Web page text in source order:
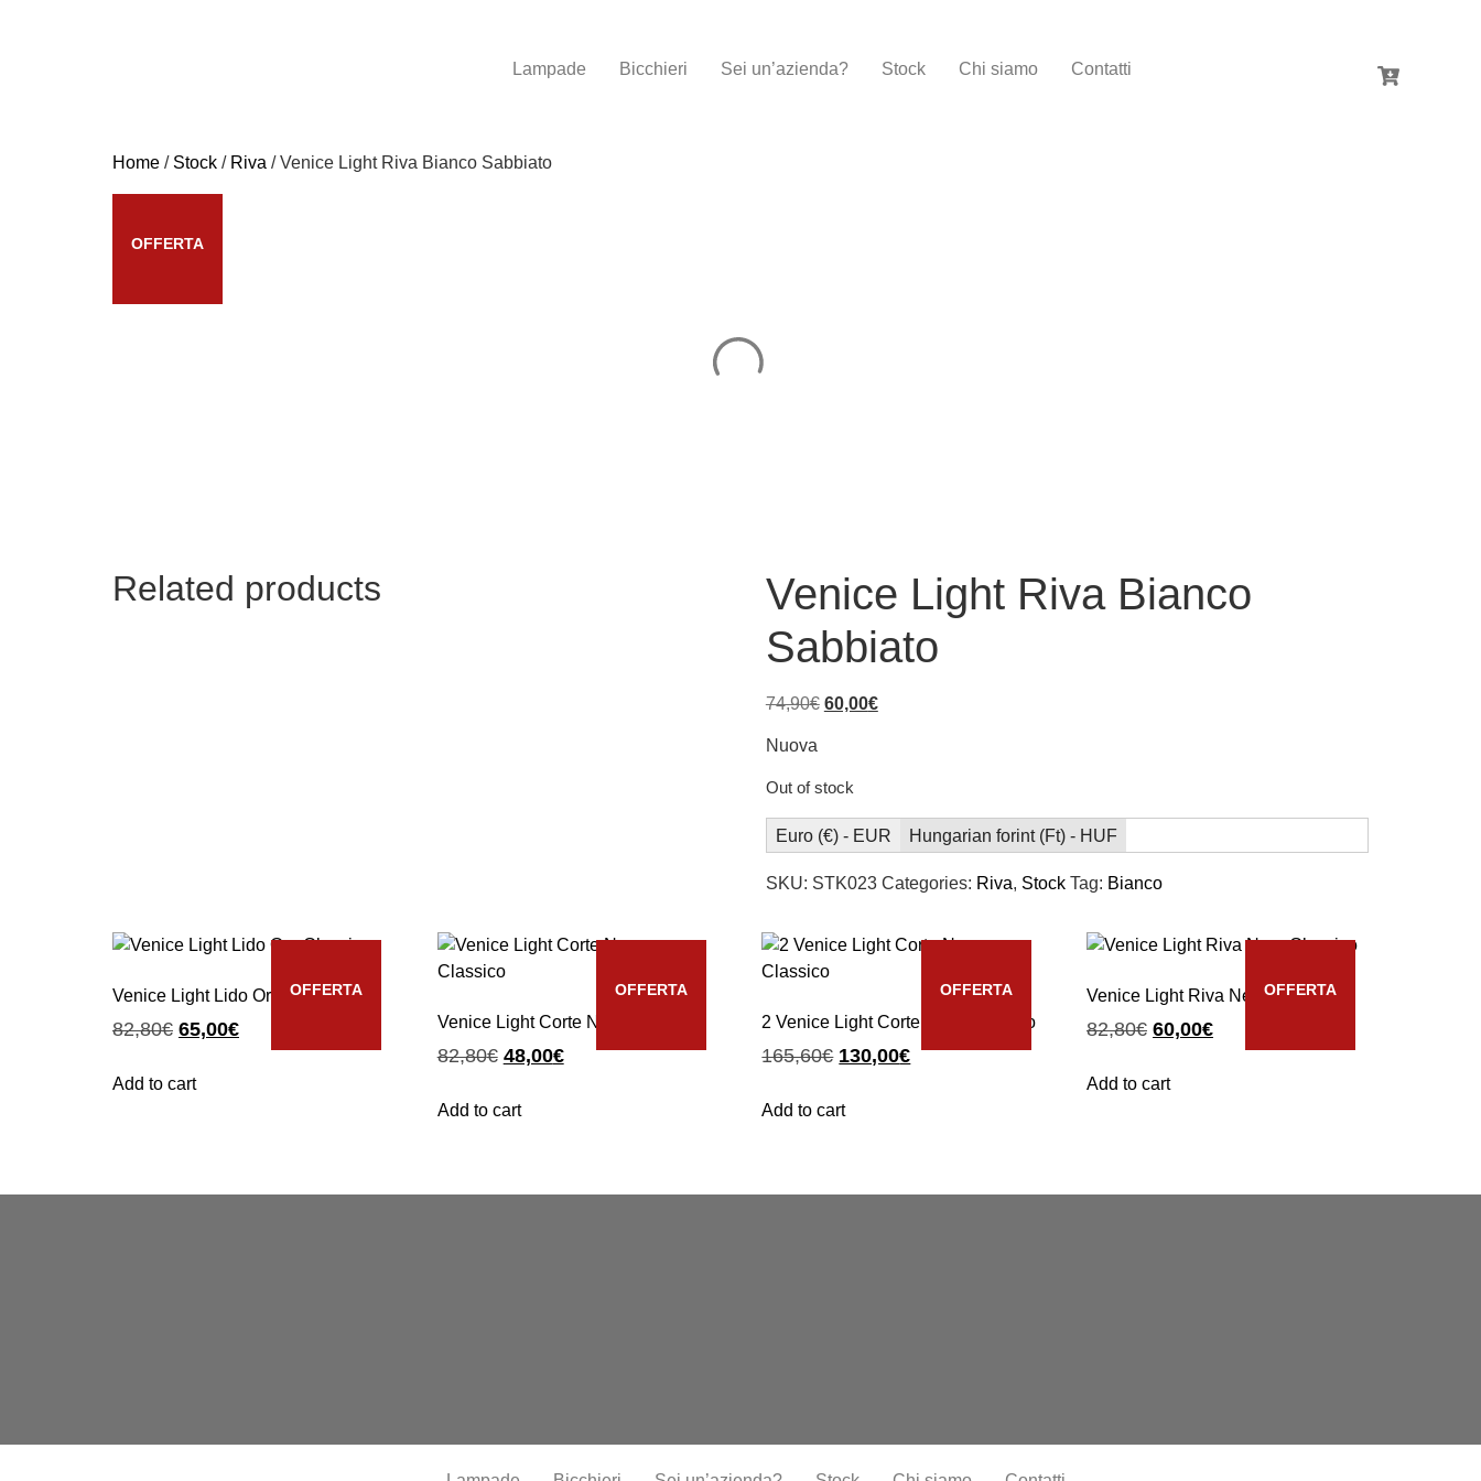
Lampade Bicchieri Sei un’azienda? Stock Chi siamo Contatti
Home / Stock / Riva / Venice Light Riva Bianco Sabbiato
OFFERTA
Venice Light Riva Bianco
Sabbiato
74,90€ 60,00€
Nuova
Out of stock
Euro (€) - EUR Hungarian forint (Ft) - HUF
SKU: STK023 Categories: Riva, Stock Tag: Bianco
Related products
OFFERTA
Venice Light Lido Oro Classico
82,80€ 65,00€
Add to cart
OFFERTA
Venice Light Corte Nero Classico
82,80€ 48,00€
Add to cart
OFFERTA
2 Venice Light Corte Nero Classico
165,60€ 130,00€
Add to cart
OFFERTA
Venice Light Riva Nero Classico
82,80€ 60,00€
Add to cart